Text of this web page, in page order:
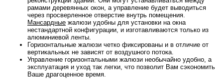
рамами деревянных окон, а управление будет выводиться
через просверленное отверстие внутрь помещения.
Мансардные жалюзи удобны для установки на окна
нестандартной конфигурации, и изготавливаются только из
алюминиевой ленты.
Горизонтальные жалюзи четко фиксированы и в отличие от
вертикальных не зависят от воздушного потока.
Управление горизонтальными жалюзи необычайно удобно, а
эксплуатация и уход так легки, что позволит Вам сэкономить
Ваше драгоценное время.